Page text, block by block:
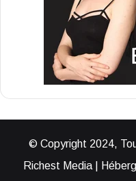
© Copyright 2024,
Richest Media |